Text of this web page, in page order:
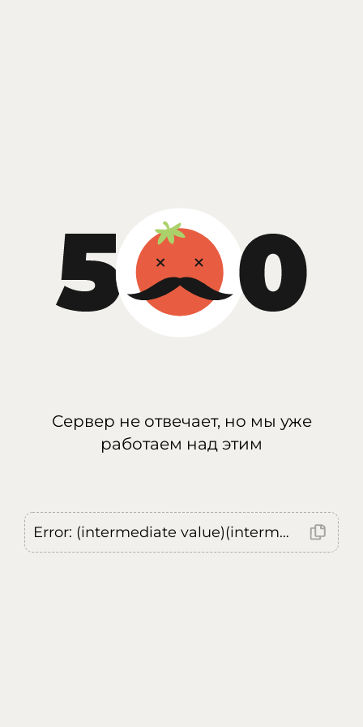
Сервер не отвечает, но мы уже
работаем над этим
Error: (intermediate value)(intermediate value)(intermediate value).replaceAll is not a function